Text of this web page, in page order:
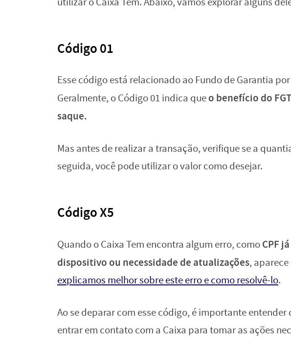
Código 01
Esse código está relacionado ao Fundo de Garantia
Geralmente, o Código 01 indica queo benefício do
saque.
Mas antes de realizar a transação, verifique se a
seguida, você pode utilizar o valor como desejar.
Código X5
Quando o Caixa Tem encontra algum erro, comoCPF
dispositivo ou necessidade de atualizações,
explicamos melhor sobre este erro e como resolvê-lo.
Ao se deparar com esse código, é importante
entrar em contato com a Caixa para tomar as ações